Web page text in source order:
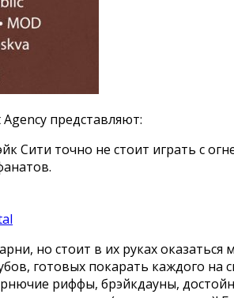
представляют:
Сити точно не стоит играть с
но стоит в их руках
готовых покарать каждого на
риффы, брэйкдауны,